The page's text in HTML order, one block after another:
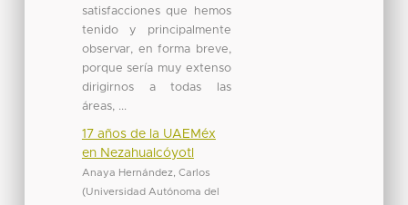
satisfacciones que hemos
tenido y principalmente
observar, en forma breve,
porque sería muy extenso
dirigirnos a todas las
áreas, ...
17 años de la UAEMéx
en Nezahualcóyotl
Anaya Hernández, Carlos
(Universidad Autónoma del